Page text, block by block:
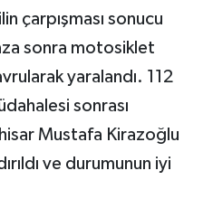
çarpışması sonucu
sonra motosiklet
yaralandı. 112
sonrası
Mustafa Kirazoğlu
ve durumunun iyi